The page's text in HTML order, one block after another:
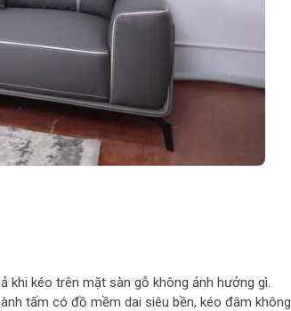
khi kéo trên mặt sàn gỗ không ảnh hưởng gì.
tấm có đồ mềm dai siêu bền, kéo đâm không